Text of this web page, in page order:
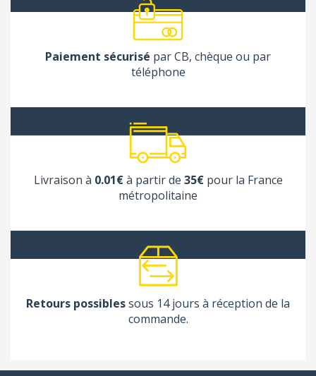
Paiement sécurisé par CB, chèque ou par
téléphone
Livraison à 0.01€à partir de 35€pour la France
métropolitaine
Retours possiblessous 14 jours à réception de la
commande.